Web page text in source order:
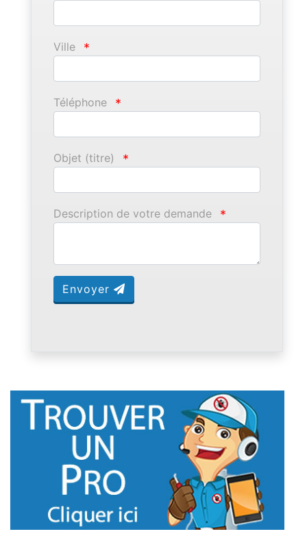
Ville *
Téléphone *
Objet (titre) *
Description de votre demande *
Envoyer